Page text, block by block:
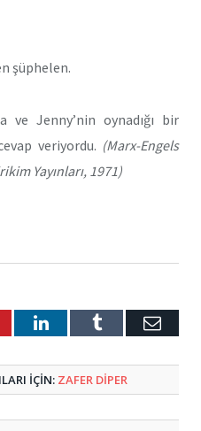
şüphelen.
ve Jenny’nin oynadığı bir
veriyordu. (Marx-Engels
Yayınları, 1971)
LinkedInTumblr E-
IÇIN: ZAFER DIPER